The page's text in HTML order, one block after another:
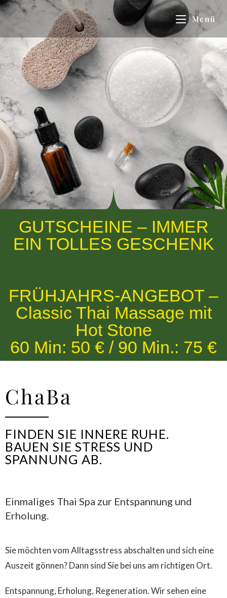
Menü
GUTSCHEINE – IMMER
EIN TOLLES GESCHENK
FRÜHJAHRS-ANGEBOT –
Classic Thai Massage mit
Hot Stone
60 Min: 50 € / 90 Min.: 75 €
ChaBa
FINDEN SIE INNERE RUHE.
BAUEN SIE STRESS UND
SPANNUNG AB.
Einmaliges Thai Spa zur Entspannung und
Erholung.
Sie möchten vom Alltagsstress abschalten und sich eine
Auszeit gönnen? Dann sind Sie bei uns am richtigen Ort.
Entspannung, Erholung, Regeneration. Wir sehen eine